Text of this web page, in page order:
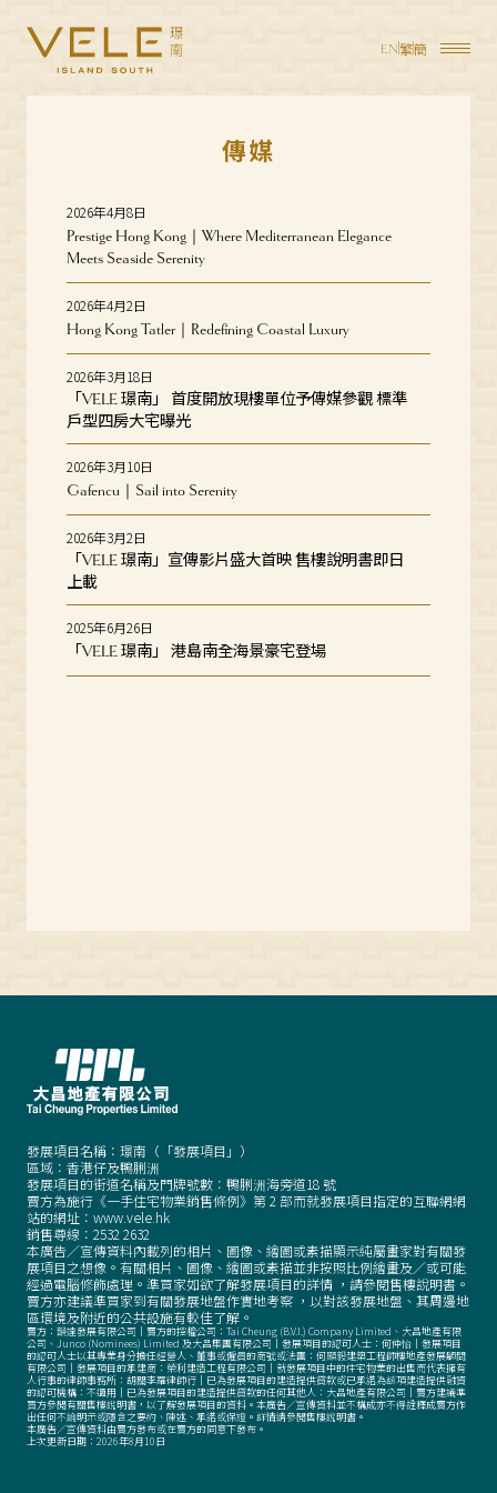
EN 繁簡
傳媒
2026年4月8日
Prestige Hong Kong｜Where Mediterranean Elegance
Meets Seaside Serenity
2026年4月2日
Hong Kong Tatler｜Redefining Coastal Luxury
2026年3月18日
「VELE璟南」 首度開放現樓單位予傳媒參觀 標準
戶型四房大宅曝光
2026年3月10日
Gafencu｜Sail into Serenity
2026年3月2日
「VELE璟南」宣傳影片盛大首映 售樓說明書即日
上載
2025年6月26日
「VELE璟南」 港島南全海景豪宅登場
發展項目名稱：璟南（「發展項目」）
區域：香港仔及鴨脷洲
發展項目的街道名稱及門牌號數：鴨脷洲海旁道18 號
賣方為施行《一手住宅物業銷售條例》第 2 部而就發展項目指定的互聯網網
站的網址：www.vele.hk
銷售尊線： 2532 2632
本廣告／宣傳資料內載列的相片、圖像、繪圖或素描顯示純屬畫家對有關發
展項目之想像。有關相片、圖像、繪圖或素描並非按照比例繪畫及／或可能
經過電腦修飾處理。準買家如欲了解發展項目的詳情 ， 請參閱售樓說明書。
賣方亦建議準買家到有關發展地盤作實地考察 ， 以對該發展地盤、其周邊地
區環境及附近的公共設施有較佳了解。
賣方：韻達發展有限公司｜賣方的控權公司：Tai Cheung (B.V.I.) Company Limited、大昌地產有限
公司、Junco (Nominees) Limited 及大昌集團有限公司｜發展項目的認可人士：何仲怡｜發展項目
的認可人士以其專業身分擔任經營人、董事或僱員的商號或法團：何顯毅建築工程師樓地產發展顧問
有限公司｜發展項目的承建商：榮利建造工程有限公司｜就發展項目中的住宅物業的出售而代表擁有
人行事的律師事務所：胡關李羅律師行｜已為發展項目的建造提供貸款或已承諾為該項建造提供融資
的認可機構：不適用｜已為發展項目的建造提供貸款的任何其他人：大昌地產有限公司｜賣方建議準
買方參閱有關售樓說明書 ， 以了解發展項目的資料。本廣告／宣傳資料並不構成亦不得詮釋成賣方作
出任何不論明示或隱含之要約、陳述、承諾或保證。詳情請參閱售樓說明書。
本廣告／宣傳資料由賣方發布或在賣方的同意下發布。
上次更新日期：2026年8月10日